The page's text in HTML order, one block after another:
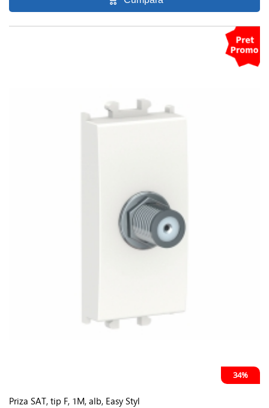
34%
Priza SAT, tip F, 1M, alb, Easy Styl